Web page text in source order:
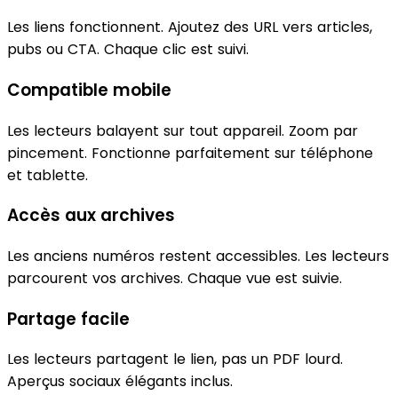
Les liens fonctionnent. Ajoutez des URL vers articles,
pubs ou CTA. Chaque clic est suivi.
Compatible mobile
Les lecteurs balayent sur tout appareil. Zoom par
pincement. Fonctionne parfaitement sur téléphone
et tablette.
Accès aux archives
Les anciens numéros restent accessibles. Les lecteurs
parcourent vos archives. Chaque vue est suivie.
Partage facile
Les lecteurs partagent le lien, pas un PDF lourd.
Aperçus sociaux élégants inclus.